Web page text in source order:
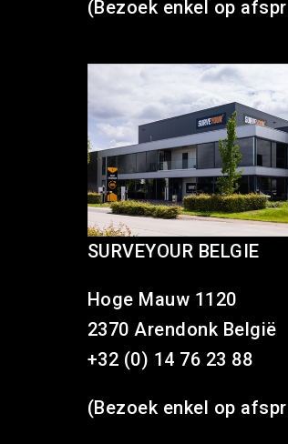
(Bezoek enkel op
SURVEYOUR BELGIE
Hoge Mauw 1120
2370 Arendonk België
+32 (0) 14 76 23 88
(Bezoek enkel op